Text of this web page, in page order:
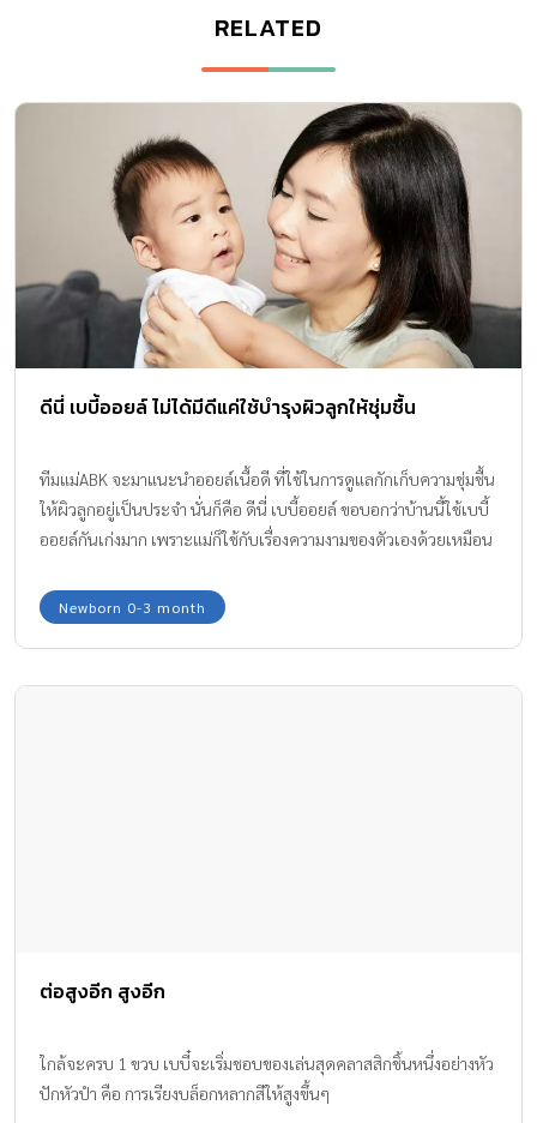
RELATED
ดีนี่ เบบี้ออยล์ ไม่ได้มีดีแค่ใช้บำรุงผิวลูกให้ชุ่มชื้น
ทีมแม่ABK จะมาแนะนำออยล์เนื้อดี ที่ใช้ในการดูแลกักเก็บความชุ่มชื้น
ให้ผิวลูกอยู่เป็นประจำ นั่นก็คือ ดีนี่ เบบี้ออยล์ ขอบอกว่าบ้านนี้ใช้เบบี้
ออยล์กันเก่งมาก เพราะแม่ก็ใช้กับเรื่องความงามของตัวเองด้วยเหมือน
ประโยชน์มากกว่าการทาบำรุงผิวลูกค่ะ
Newborn 0-3 month
ต่อสูงอีก สูงอีก
ใกล้จะครบ 1 ขวบ เบบี๋จะเริ่มชอบของเล่นสุดคลาสสิกชิ้นหนึ่งอย่างหัว
ปักหัวปํา คือ การเรียงบล็อกหลากสีให้สูงขึ้นๆ